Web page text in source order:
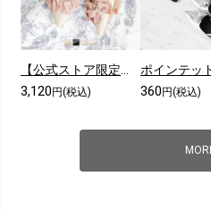
3,120 円(税込) 360 円(税込)